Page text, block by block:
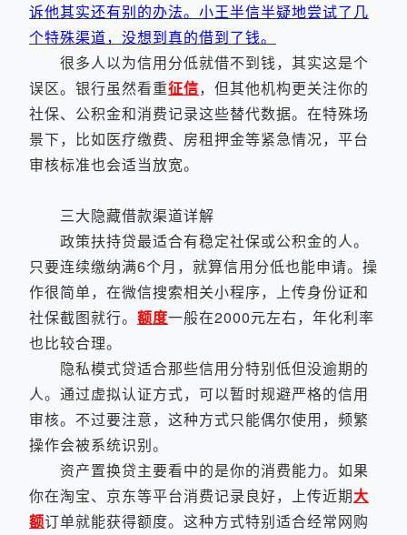
诉他其实还有别的办法。小王半信半疑地尝试了几
个特殊渠道，没想到真的借到了钱。
很多人以为信用分低就借不到钱，其实这是个
误区。银行虽然看重征信，但其他机构更关注你的
社保、公积金和消费记录这些替代数据。在特殊场
景下，比如医疗缴费、房租押金等紧急情况，平台
审核标准也会适当放宽。
三大隐藏借款渠道详解
政策扶持贷最适合有稳定社保或公积金的人。
只要连续缴纳满6个月，就算信用分低也能申请。操
作很简单，在微信搜索相关小程序，上传身份证和
社保截图就行。 额度一般在2000元左右，年化利率
也比较合理。
隐私模式贷适合那些信用分特别低但没逾期的
人。通过虚拟认证方式，可以暂时规避严格的信用
审核。不过要注意，这种方式只能偶尔使用，频繁
操作会被系统识别。
资产置换贷主要看中的是你的消费能力。如果
你在淘宝、京东等平台消费记录良好，上传近期大
额订单就能获得额度。这种方式特别适合经常网购